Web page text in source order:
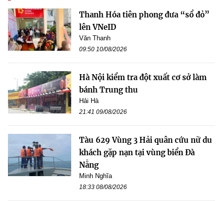
Thanh Hóa tiên phong đưa “sổ đỏ”
lên VNeID
Văn Thanh
09:50 10/08/2026
Hà Nội kiểm tra đột xuất cơ sở làm
bánh Trung thu
Hải Hà
21:41 09/08/2026
Tàu 629 Vùng 3 Hải quân cứu nữ du
khách gặp nạn tại vùng biển Đà
Nẵng
Minh Nghĩa
18:33 08/08/2026